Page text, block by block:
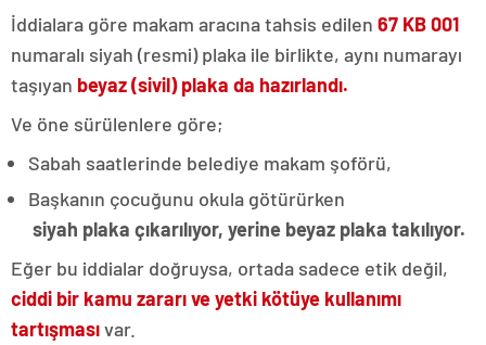
İddialara göre makam aracına tahsis edilen 67 KB 001
numaralı siyah (resmi) plaka ile birlikte, aynı numarayı
taşıyan beyaz (sivil) plaka da hazırlandı.
Ve öne sürülenlere göre;
Sabah saatlerinde belediye makam şoförü,
Başkanın çocuğunu okula götürürken
siyah plaka çıkarılıyor, yerine beyaz plaka takılıyor.
Eğer bu iddialar doğruysa, ortada sadece etik değil,
ciddi bir kamu zararı ve yetki kötüye kullanımı
tartışmasıvar.